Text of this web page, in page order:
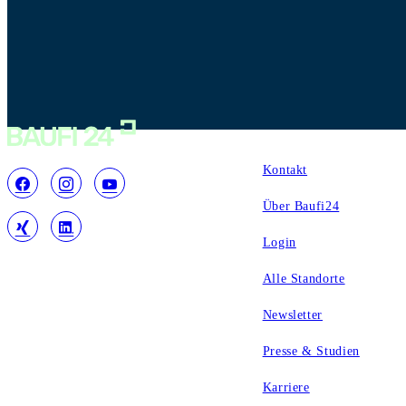
Kontakt
Über Baufi24
Login
Alle Standorte
Newsletter
Presse & Studien
Karriere